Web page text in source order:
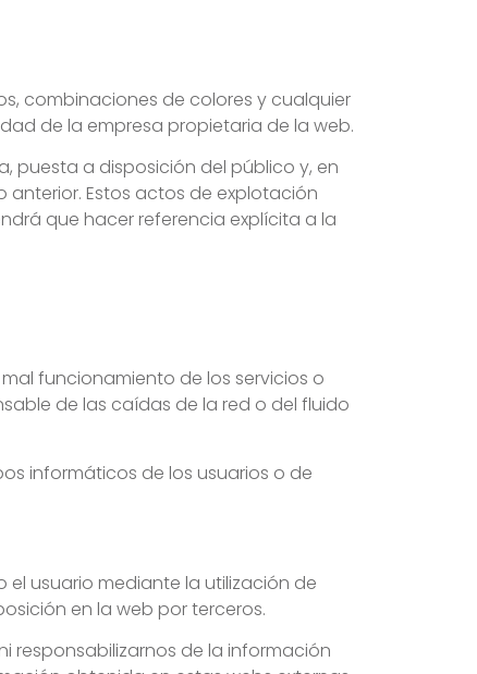
combinaciones de colores y cualquier
de la empresa propietaria de la web.
puesta a disposición del público y, en
Estos actos de explotación
que hacer referencia explícita a la
funcionamiento de los servicios o
de las caídas de la red o del fluido
informáticos de los usuarios o de
usuario mediante la utilización de
en la web por terceros.
responsabilizarnos de la información